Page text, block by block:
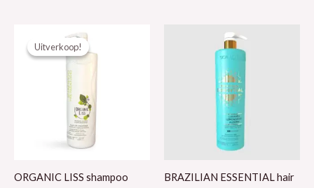
Uitverkoop!
Uitverkoop!
ORGANIC LISS shampoo
prijs
was:
prijs
is:
BRAZILIAN ESSENTIAL hair